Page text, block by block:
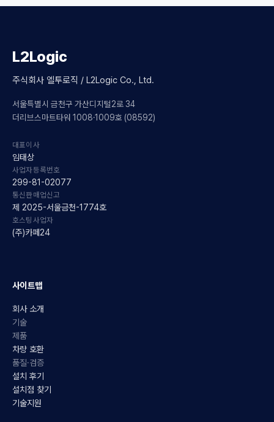
L2Logic
주식회사 엘투로직 / L2Logic Co., Ltd.
서울특별시 금천구 가산디지털2로 34
더리브스마트타워 1008·1009호 (08592)
대표이사
임태상
사업자등록번호
299-81-02077
통신판매업신고
제 2025-서울금천-1774호
호스팅사업자
(주)카페24
사이트맵
회사 소개
기술
제품
차량 호환
품질·검증
설치 후기
설치점 찾기
기술지원